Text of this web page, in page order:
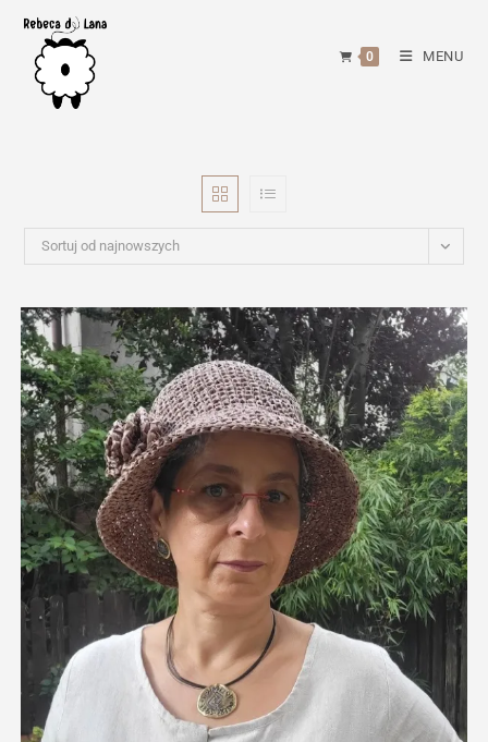
content
0 MENU
Sortuj od najnowszych